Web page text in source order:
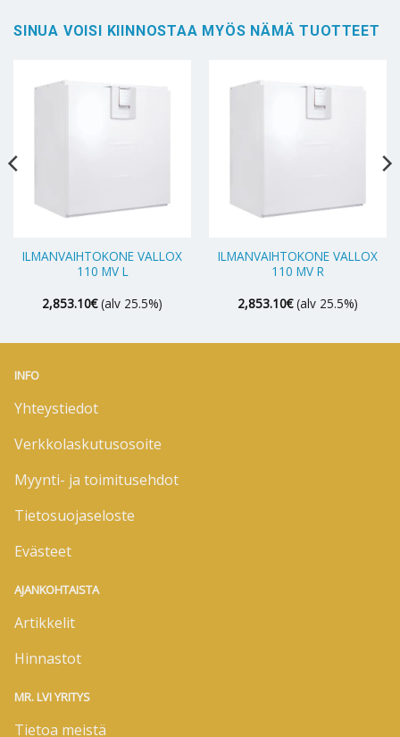
SINUA VOISI KIINNOSTAA MYÖS NÄMÄ TUOTTEET
ILMANVAIHTOKONE VALLOX
110 MV L
2,853.10€ (alv 25.5%)
ILMANVAIHTOKONE VALLOX
110 MV R
2,853.10€ (alv 25.5%)
INFO
Yhteystiedot
Verkkolaskutusosoite
Myynti- ja toimitusehdot
Tietosuojaseloste
Evästeet
AJANKOHTAISTA
Artikkelit
Hinnastot
MR. LVI YRITYS
Tietoa meistä